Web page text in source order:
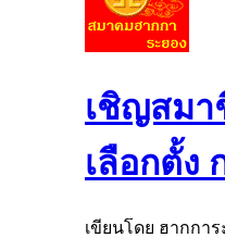
เชิญสมา
เลือกตั้ง
เขียนโดย ฮากการ